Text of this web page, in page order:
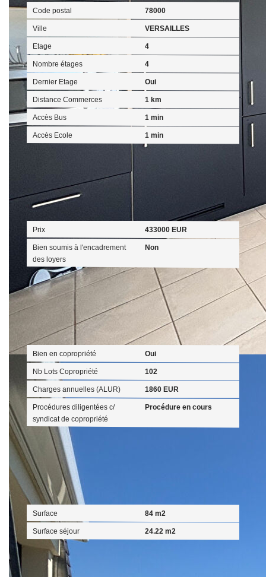
Code postal 78000
Ville VERSAILLES
Etage 4
Nombre étages 4
Dernier Etage Oui
Distance Commerces 1 km
Accès Bus 1 min
Accès Ecole 1 min
Aspects financiers
Prix 433000 EUR
Bien soumis à l'encadrement
des loyers
Non
Copropriété
Bien en copropriété Oui
Nb Lots Copropriété 102
Charges annuelles (ALUR) 1860 EUR
Procédures diligentées c/
syndicat de copropriété
Procédure en cours
Surfaces
Surface 84 m2
Surface séjour 24.22 m2